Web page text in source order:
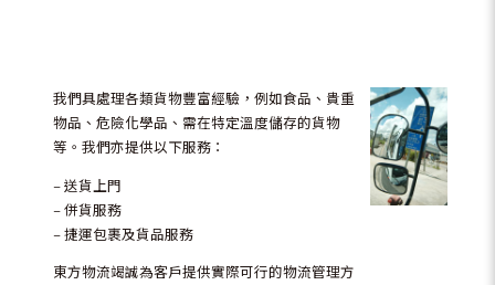
我們具處理各類貨物豐富經驗，例如食品、貴重
物品、危險化學品、需在特定溫度儲存的貨物
等。我們亦提供以下服務：
– 送貨上門
– 併貨服務
– 捷運包裹及貨品服務
東方物流竭誠為客戶提供實際可行的物流管理方